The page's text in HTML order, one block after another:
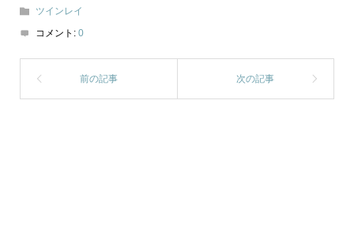
ツインレイ
コメント: 0